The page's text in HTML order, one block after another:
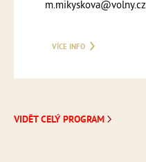
m.mikyskova@volny.cz
VÍCE INFO
VIDĚT CELÝ PROGRAM